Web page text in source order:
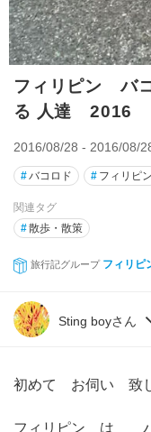
フィリピン バ
る 人達 2016
2016/08/28 - 2016/08/
#バコロド # フィリピン
関連タグ
#散歩・散策
旅行記グループ フィリ
Sting boyさん
初めて お伺い 致
フィリピン は バ